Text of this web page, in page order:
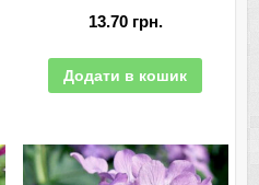
13.70 грн.
Додати в кошик